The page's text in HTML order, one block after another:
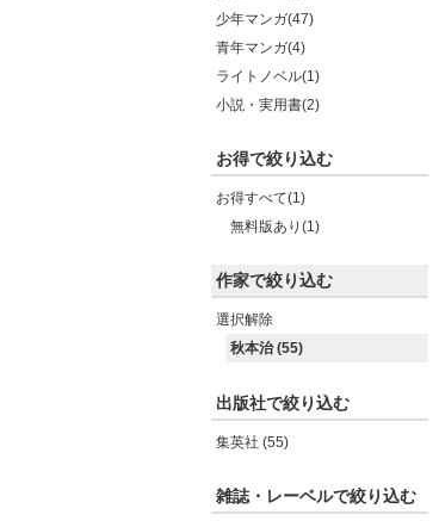
少年マンガ(47)
青年マンガ(4)
ライトノベル(1)
小説・実用書(2)
お得で絞り込む
お得すべて(1)
無料版あり(1)
作家で絞り込む
選択解除
秋本治 (55)
出版社で絞り込む
集英社 (55)
雑誌・レーベルで絞り込む